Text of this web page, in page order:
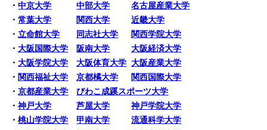
・中京大学 中部大学
名古屋産業大学
・常葉大学 関西大学
近畿大学
・立命館大学 同志社大学
関西学院大学
・大阪国際大学 阪南大学
大阪経済大学
・大阪学院大学 大阪体育大学 大阪産業大学
・ 関西福祉大学 京都橘大学
関西国際大学
・京都産業大学
びわこ成蹊スポーツ大学
・神戸大学 芦屋大学
神戸学院大学
・桃山学院大学 甲南大学
流通科学大学